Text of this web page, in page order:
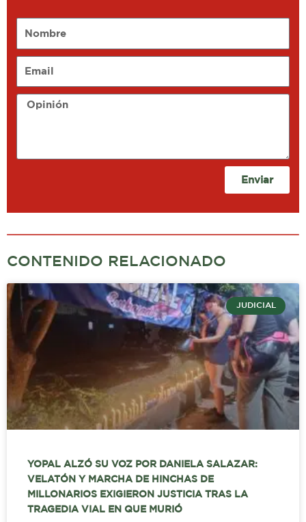
Opinión
Enviar
CONTENIDO RELACIONADO
JUDICIAL
YOPAL ALZÓ SU VOZ POR DANIELA SALAZAR:
VELATÓN Y MARCHA DE HINCHAS DE
MILLONARIOS EXIGIERON JUSTICIA TRAS LA
TRAGEDIA VIAL EN QUE MURIÓ